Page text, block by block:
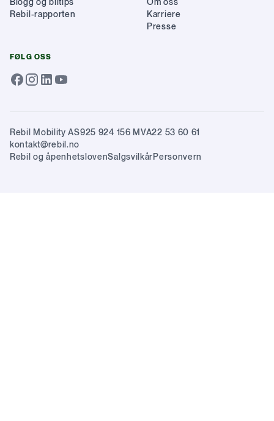
Blogg og biltips
Rebil-rapporten
Om oss
Karriere
Presse
FØLG OSS
Rebil Mobility AS925 924 156 MVA22 53 60 61
kontakt@rebil.no
Rebil og åpenhetslovenSalgsvilkår Personvern